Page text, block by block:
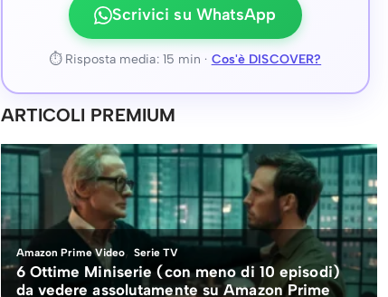
Scrivici su WhatsApp
⏱ Risposta media: 15 min · Cos'è DISCOVER?
ARTICOLI PREMIUM